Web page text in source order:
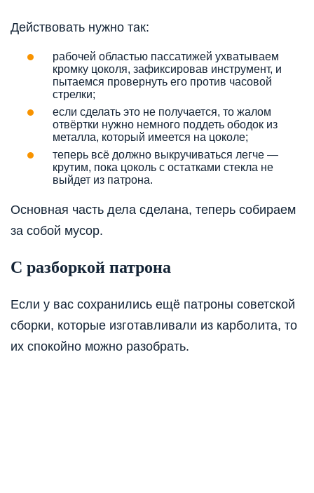
Действовать нужно так:
рабочей областью пассатижей ухватываем
кромку цоколя, зафиксировав инструмент, и
пытаемся провернуть его против часовой
стрелки;
если сделать это не получается, то жалом
отвёртки нужно немного поддеть ободок из
металла, который имеется на цоколе;
теперь всё должно выкручиваться легче —
крутим, пока цоколь с остатками стекла не
выйдет из патрона.
Основная часть дела сделана, теперь собираем
за собой мусор.
С разборкой патрона
Если у вас сохранились ещё патроны советской
сборки, которые изготавливали из карболита, то
их спокойно можно разобрать.